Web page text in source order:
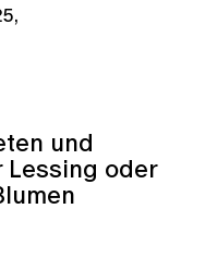
und
Lessing oder